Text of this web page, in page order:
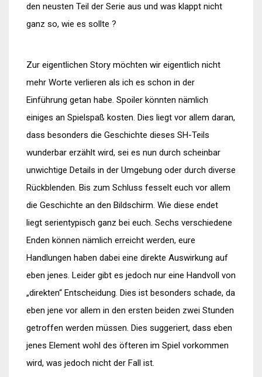
den neusten Teil der Serie aus und was klappt nicht
ganz so, wie es sollte ?
Zur eigentlichen Story möchten wir eigentlich nicht
mehr Worte verlieren als ich es schon in der
Einführung getan habe. Spoiler könnten nämlich
einiges an Spielspaß kosten. Dies liegt vor allem daran,
dass besonders die Geschichte dieses SH-Teils
wunderbar erzählt wird, sei es nun durch scheinbar
unwichtige Details in der Umgebung oder durch diverse
Rückblenden. Bis zum Schluss fesselt euch vor allem
die Geschichte an den Bildschirm. Wie diese endet
liegt serientypisch ganz bei euch. Sechs verschiedene
Enden können nämlich erreicht werden, eure
Handlungen haben dabei eine direkte Auswirkung auf
eben jenes. Leider gibt es jedoch nur eine Handvoll von
„direkten“ Entscheidung. Dies ist besonders schade, da
eben jene vor allem in den ersten beiden zwei Stunden
getroffen werden müssen. Dies suggeriert, dass eben
jenes Element wohl des öfteren im Spiel vorkommen
wird, was jedoch nicht der Fall ist.